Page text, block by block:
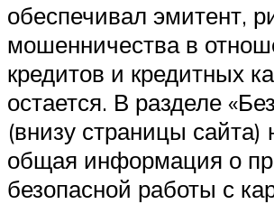
обеспечивал эмитент,
мошенничества в
кредитов и кредитных
остается. В разделе
(внизу страницы сайта)
общая информация о
безопасной работы с